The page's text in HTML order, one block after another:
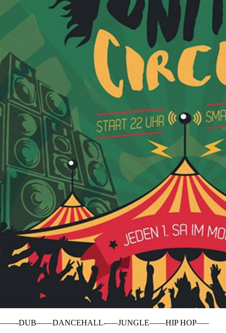
——-DUB——DANCEHALL-—–JUNGLE——HIP HOP—–